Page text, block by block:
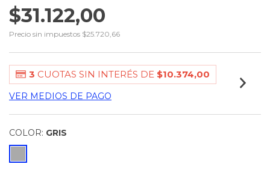
$31.122,00
Precio sin impuestos $25.720,66
3 CUOTAS SIN INTERÉS DE $10.374,00
VER MEDIOS DE PAGO
COLOR: GRIS